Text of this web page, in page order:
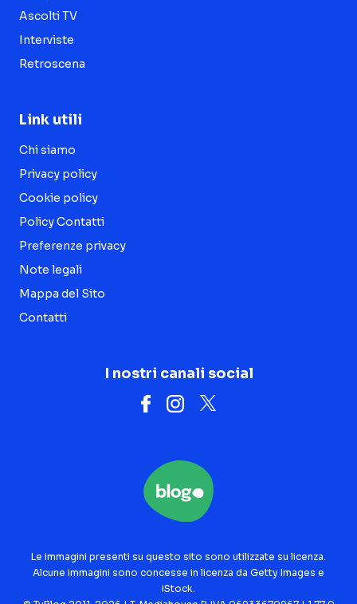
Ascolti TV
Interviste
Retroscena
Link utili
Chi siamo
Privacy policy
Cookie policy
Policy Contatti
Preferenze privacy
Note legali
Mappa del Sito
Contatti
I nostri canali social
Le immagini presenti su questo sito sono utilizzate su licenza.
Alcune immagini sono concesse in licenza da Getty Images e
iStock.